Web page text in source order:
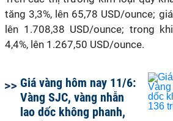
tăng 3,3%, lên 65,78 USD/ounce;
lên 1.708,38 USD/ounce; trong
4,4%, lên 1.267,50 USD/ounce.
Giá vàng hôm nay 11/6:
Vàng SJC, vàng nhẫn
lao dốc không phanh,